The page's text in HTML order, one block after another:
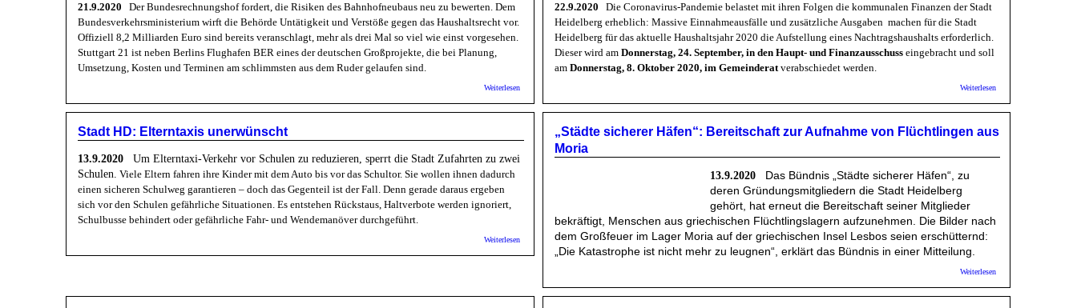
21.9.2020Der Bundesrechnungshof fordert, die Risiken des Bahnhofneubaus neu zu bewerten. Dem
Bundesverkehrsministerium wirft die Behörde Untätigkeit und Verstöße gegen das Haushaltsrecht vor.
Offiziell 8,2 Milliarden Euro sind bereits veranschlagt, mehr als drei Mal so viel wie einst vorgesehen.
Stuttgart 21 ist neben Berlins Flughafen BER eines der deutschen Großprojekte, die bei Planung,
Umsetzung, Kosten und Terminen am schlimmsten aus dem Ruder gelaufen sind.
Weiterlesen
22.9.2020 Die Coronavirus-Pandemie belastet mit ihren Folgen die kommunalen Finanzen der Stadt
Heidelberg erheblich: Massive Einnahmeausfälle und zusätzliche Ausgaben machen für die Stadt
Heidelberg für das aktuelle Haushaltsjahr 2020 die Aufstellung eines Nachtragshaushalts erforderlich.
Dieser wird am Donnerstag, 24. September, in den Haupt- und Finanzausschusseingebracht und soll
am Donnerstag, 8. Oktober 2020, im Gemeinderatverabschiedet werden.
Weiterlesen
Krediten auf 56,5
Stadt HD: Elterntaxis unerwünscht
13.9.2020 Um Elterntaxi-Verkehr vor Schulen zu reduzieren, sperrt die Stadt Zufahrten zu zwei
Schulen. Viele Eltern fahren ihre Kinder mit dem Auto bis vor das Schultor. Sie wollen ihnen dadurch
einen sicheren Schulweg garantieren – doch das Gegenteil ist der Fall. Denn gerade daraus ergeben
sich vor den Schulen gefährliche Situationen. Es entstehen Rückstaus, Haltverbote werden ignoriert,
Schulbusse behindert oder gefährliche Fahr- und Wendemanöver durchgeführt.
Weiterlesen über Stadt HD: Elterntaxis unerwünscht
„Städte sicherer Häfen“: Bereitschaft zur Aufnahme von Flüchtlingen aus
Moria
13.9.2020
Das Bündnis „Städte sicherer Häfen“, zu
deren Gründungsmitgliedern die Stadt Heidelberg
gehört, hat erneut die Bereitschaft seiner Mitglieder
bekräftigt, Menschen aus griechischen Flüchtlingslagern aufzunehmen. Die Bilder nach
dem Großfeuer im Lager Moria auf der griechischen Insel Lesbos seien erschütternd:
„Die Katastrophe ist nicht mehr zu leugnen“, erklärt das Bündnis in einer Mitteilung.
Weiterlesen